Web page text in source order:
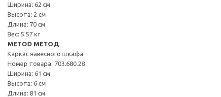
Ширина: 62 см
Высота: 2 см
Длина: 70 см
Вес: 5.57 кг
METOD МЕТОД
Каркас навесного шкафа
Номер товара: 703.680.28
Ширина: 61 см
Высота: 6 см
Длина: 81 см